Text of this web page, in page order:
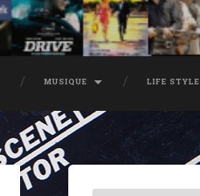
MUSIQUE LIFE STYLE